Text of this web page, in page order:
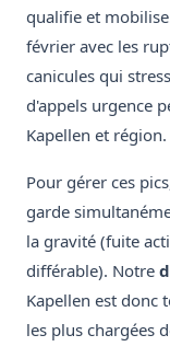
qualifie et
février avec les
canicules qui
d'appels urgence
Kapellen et région.
Pour gérer ces
garde
la gravité (fuite
différable). Notre
Kapellen est donc
les plus chargées